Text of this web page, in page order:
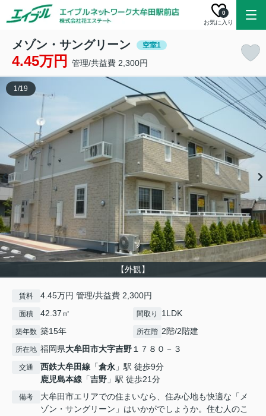
お気に入り
0
メゾン・サングリーン 空室1
4.45万円 管理/共益費 2,300円
【外観】
1/19
賃料 4.45万円 管理/共益費 2,300円
面積 42.37㎡ 間取り 1LDK
築年数 築15年 所在階 2階/2階建
所在地 福岡県大牟田市大字吉野１７８０－３
交通 西鉄大牟田線 「倉永 」駅 徒歩9分
鹿児島本線 「吉野 」駅 徒歩21分
備考
大牟田市エリアでの住まいなら、住み心地も快適な「メ
ゾン・サングリーン」はいかがでしょうか。住む人のこ